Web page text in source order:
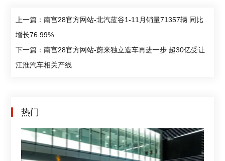
上一篇：南宫28官方网站-北汽蓝谷1-11月销量71357辆 同比
增长76.99%
下一篇：南宫28官方网站-蔚来独立造车再进一步 超30亿受让
江淮汽车相关产线
热门